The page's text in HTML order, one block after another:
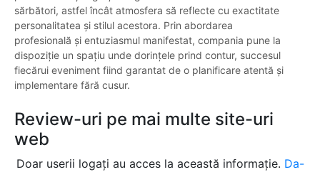
sărbători, astfel încât atmosfera să reflecte cu exactitate
personalitatea și stilul acestora. Prin abordarea
profesională și entuziasmul manifestat, compania pune la
dispoziție un spațiu unde dorințele prind contur, succesul
fiecărui eveniment fiind garantat de o planificare atentă și
implementare fără cusur.
Review-uri pe mai multe site-uri
web
Doar userii logați au acces la această informație. Da-